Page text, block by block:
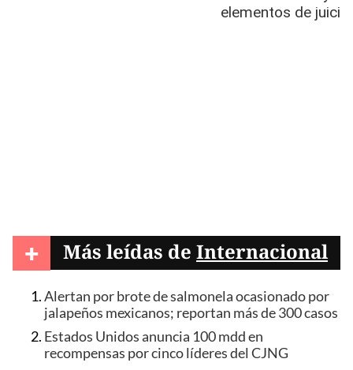
+ Más leídas de Internacional
Alertan por brote de salmonela ocasionado por
jalapeños mexicanos; reportan más de 300 casos
Estados Unidos anuncia 100 mdd en
recompensas por cinco líderes del CJNG